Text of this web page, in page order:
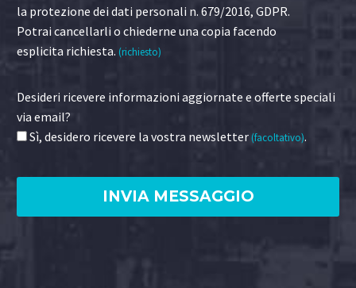
la protezione dei dati personali n. 679/2016, GDPR.
Potrai cancellarli o chiederne una copia facendo
esplicita richiesta. (richiesto)
Desideri ricevere informazioni aggiornate e offerte speciali
via email?
Sì, desidero ricevere la vostra newsletter(facoltativo).